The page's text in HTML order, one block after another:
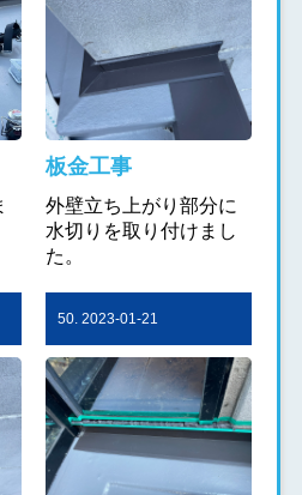
板金工事
外壁立ち上がり部分に
水切りを取り付けまし
た。
50. 2023-01-21